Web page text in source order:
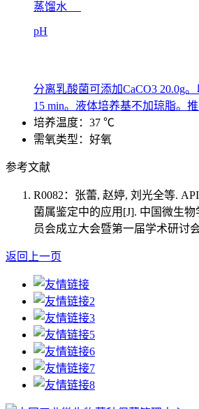
蒸馏水
pH
分离乳酸菌可添加CaCO3 20.0g
15 min。液体培养基不加琼脂。
培养温度：37 ℃
需氧类型：好氧
参考文献
R0082：张蕾, 赵婷, 刘光全等.
菌属鉴定中的应用[J]. 中国微生
员会成立大会暨第一届学术研讨
返回上一页